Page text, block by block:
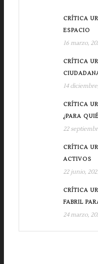
CRÍTICA
ESPACIO
16 marzo,
CRÍTICA
14
CRÍTICA
¿PARA
22
CRÍTICA
ACTIVOS
22 junio,
CRÍTICA
FABRIL
24 marzo,